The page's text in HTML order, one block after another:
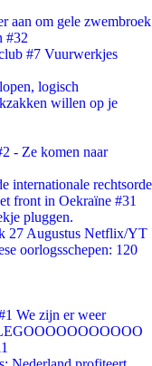
aan om gele zwembroek
#32
#7 Vuurwerkjes
logisch
willen op je
- Ze komen naar
internationale rechtsorde
front in Oekraïne #31
pluggen.
27 Augustus Netflix/YT
oorlogsschepen: 120
We zijn er weer